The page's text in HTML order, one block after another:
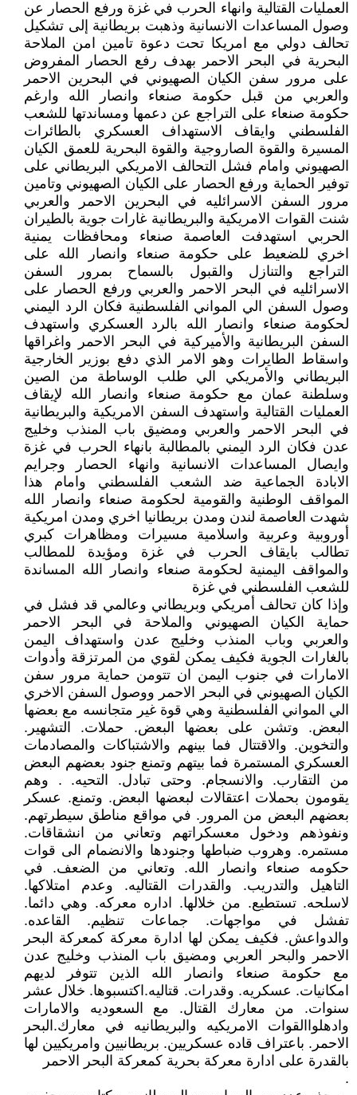
العمليات القتالية وانهاء الحرب في غزة ورفع الحصار عن
وصول المساعدات الانسانية وذهبت بريطانية إلى تشكيل
تحالف دولي مع امريكا تحت دعوة تامين امن الملاحة
البحرية في البحر الاحمر بهدف رفع الحصار المفروض
على مرور سفن الكيان الصهيوني في البحرين الاحمر
والعربي من قبل حكومة صنعاء وانصار الله وارغم
حكومة صنعاء على التراجع عن دعمها ومساندتها للشعب
الفلسطني وايقاف الاستهداف العسكري بالطائرات
المسيرة والقوة الصاروجية والقوة البحرية للعمق الكيان
الصهيوني وامام فشل التحالف الامريكي البريطاني على
توفير الحماية ورفع الحصار على الكيان الصهيوني وتامين
مرور السفن الاسرائليه في البحرين الاحمر والعربي
شنت القوات الامريكية والبريطانية غارات جوية بالطيران
الحربي استهدفت العاصمة صنعاء ومحافظات يمنية
اخري للضعيط على حكومة صنعاء وانصار الله على
التراجع والتنازل والقبول بالسماح بمرور السفن
الاسرائليه في البحر الاحمر والعربي ورفع الحصار على
وصول السفن الي المواني الفلسطنية فكان الرد اليمني
لحكومة صنعاء وانصار الله بالرد العسكري واستهدف
السفن البريطانية والأميركية في البحر الاحمر واغراقها
واسقاط الطايرات وهو الامر الذي دفع بوزير الخارجية
البريطاني والأمريكي الي طلب الوساطة من الصين
وسلطنة عمان مع حكومة صنعاء وانصار الله لإيقاف
العمليات القتالية واستهدف السفن الامريكية والبريطانية
في البحر الاحمر والعربي ومضيق باب المنذب وخليج
عدن فكان الرد اليمني بالمطالبة بانهاء الحرب في غزة
وايصال المساعدات الانسانية وانهاء الحصار وجرايم
الابادة الجماعية ضد الشعب الفلسطني وامام هذا
المواقف الوطنية والقومية لحكومة صنعاء وانصار الله
شهدت العاصمة لندن ومدن بريطانيا اخري ومدن امريكية
أوروبية وعربية واسلامية مسيرات ومظاهرات كبري
تطالب بايقاف الحرب في غزة ومؤيدة للمطالب
والمواقف اليمنية لحكومة صنعاء وانصار الله المساندة
للشعب الفلسطني في غزة
وإذا كان تحالف أمريكي وبريطاني وعالمي قد فشل في
حماية الكيان الصهيوني والملاحة في البحر الاحمر
والعربي وباب المنذب وخليج عدن واستهداف اليمن
بالغارات الجوية فكيف يمكن لقوي من المرتزقة وأدوات
الامارات في جنوب اليمن ان تتومن حماية مرور سفن
الكيان الصهيوني في البحر الاحمر ووصول السفن الاخري
الي المواني الفلسطنية وهي قوة غير متجانسه مع بعضها
البعض. وتشن على بعضها البعض. حملات. التشهير.
والتخوين. والاقتتال فما بينهم والاشتباكات والمصادمات
العسكري المستمرة فما بيتهم وتمنع جنود بعضهم البعض
من التقارب. والانسجام. وحتى تبادل. التحيه. . وهم
يقومون بحملات اعتقالات لبعضها البعض. وتمنع. عسكر
بعضهم البعض من المرور. في مواقع مناطق سيطرتهم.
ونفوذهم ودخول معسكراتهم وتعاني من انشقاقات.
مستمره. وهروب ضباطها وجنودها والانضمام الى قوات
حكومه صنعاء وانصار الله. وتعاني من الضعف. في
التاهيل والتدريب. والقدرات القتاليه. وعدم امتلاكها.
لاسلحه. تستطيع. من خلالها. اداره معركه. وهي دائما.
تفشل في مواجهات. جماعات تنظيم. القاعده.
والدواعش. فكيف يمكن لها ادارة معركة كمعركة البحر
الاحمر والبحر العربي ومضيق باب المنذب وخليج عدن
مع حكومة صنعاء وانصار الله الذين تتوفر لديهم
امكانيات. عسكريه. وقدرات. قتاليه.اكتسبوها. خلال عشر
سنوات. من معارك القتال. مع السعوديه والامارات
وادهلواالقوات الامريكيه والبريطانيه في معارك.البحر
الاحمر. باعتراف قاده عسكريين. بريطانيين وامريكيين لها
بالقدرة على ادارة معركة بحرية كمعركة البحر الاحمر
.